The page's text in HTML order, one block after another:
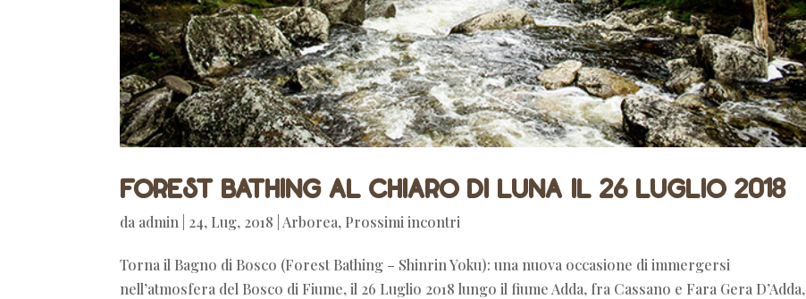
Forest bathing al chiaro di Luna il 26 Luglio 2018
da admin 24, Lug, 2018 Arborea, Prossimi incontri
Torna il Bagno di Bosco (Forest Bathing – Shinrin Yoku): una nuova occasione di immergersi
nell’atmosfera del Bosco di Fiume, il 26 Luglio 2018 lungo il fiume Adda, fra Cassano e Fara Gera D’Adda,